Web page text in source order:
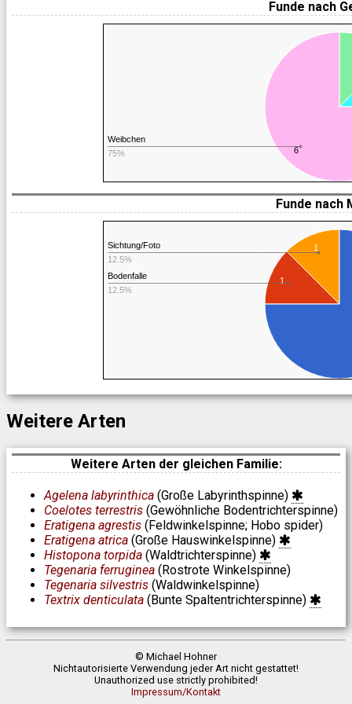
Funde nach
6
Weibchen
75%
Funde nach
1
1
Bodenfalle
12.5%
Sichtung/Foto
12.5%
Weitere Arten
Weitere Arten der gleichen Familie:
Agelena labyrinthica (Große Labyrinthspinne)
Coelotes terrestris (Gewöhnliche Bodentrichterspinne)
Eratigena agrestis (Feldwinkelspinne; Hobo spider)
Eratigena atrica (Große Hauswinkelspinne)
Histopona torpida (Waldtrichterspinne)
Tegenaria ferruginea (Rostrote Winkelspinne)
Tegenaria silvestris (Waldwinkelspinne)
Textrix denticulata (Bunte Spaltentrichterspinne)
© Michael Hohner
Nichtautorisierte Verwendung jeder Art nicht gestattet!
Unauthorized use strictly prohibited!
Impressum/Kontakt